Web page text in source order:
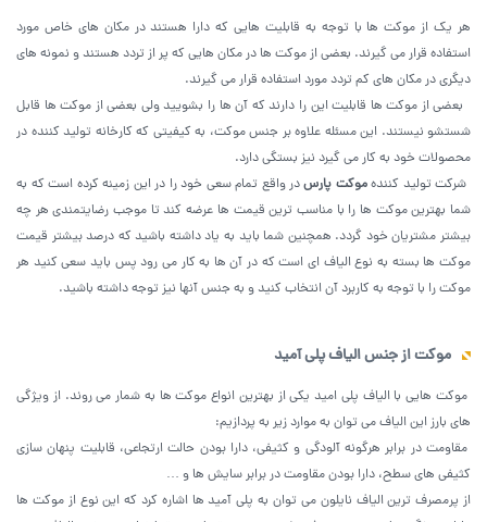
هر یک از موکت ها با توجه به قابلیت هایی که دارا هستند در مکان‌ های خاص مورد
استفاده قرار می گیرند. بعضی از موکت ها در مکان ‌هایی که پر از تردد هستند و نمونه های
دیگری در مکان‌ های کم تردد مورد استفاده قرار می گیرند.
بعضی از موکت ها قابلیت این را دارند که آن ها را بشویید ولی بعضی از موکت ها قابل
شستشو نیستند. این مسئله علاوه بر جنس موکت، به کیفیتی که کارخانه تولید کننده در
محصولات خود به کار می گیرد نیز بستگی دارد.
شرکت تولید کنندهموکت پارسدر واقع تمام سعی خود را در این زمینه کرده است که به
شما بهترین موکت ها را با مناسب ترین قیمت ها عرضه کند تا موجب رضایتمندی هر چه
بیشتر مشتریان خود گردد. همچنین شما باید به یاد داشته باشید که درصد بیشتر قیمت
موکت ها بسته به نوع الیاف ای است که در آن ها به کار می رود پس باید سعی کنید هر
موکت را با توجه به کاربرد آن انتخاب کنید و به جنس آنها نیز توجه داشته باشید.
موکت از جنس الیاف پلی آمید
موکت هایی با الیاف پلی امید یکی از بهترین انواع موکت ها به شمار می روند. از ویژگی
های بارز این الیاف می توان به موارد زیر به پردازیم:
مقاومت در برابر هرگونه آلودگی و کثیفی، دارا بودن حالت ارتجاعی، قابلیت پنهان سازی
کثیفی های سطح، دارا بودن مقاومت در برابر سایش ها و …
از پرمصرف ترین الیاف نایلون می توان به پلی آمید ها اشاره کرد که این نوع از موکت ها